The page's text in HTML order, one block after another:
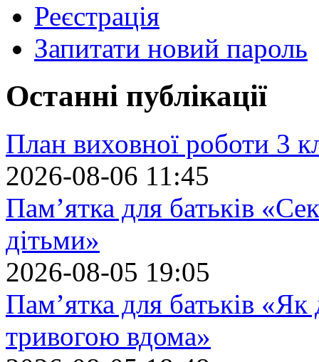
Реєстрація
Запитати новий пароль
Останні публікації
План виховної роботи 3
2026-08-06 11:45
Пам’ятка для батьків
дітьми»
2026-08-05 19:05
Пам’ятка для батьків
тривогою вдома»